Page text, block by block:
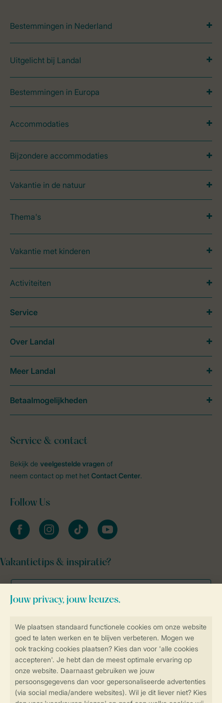
Veilig en snel online boeken
Veilige gegevensoverdracht
Veilige betaling
Bestemmingen in Nederland
Uitgelicht bij Landal
Bestemmingen in Europa
Accommodaties
Bijzondere accommodaties
Vakantie in de natuur
Thema's
Vakantie met kinderen
Activiteiten
Service & contact
Bekijk de veelgestelde vragen of
neem contact op met het Contact Center.
Follow Us
facebookinstagramtiktok youtube
Vakantietips & inspiratie?
Service
Over Landal
Meer Landal
Betaalmogelijkheden